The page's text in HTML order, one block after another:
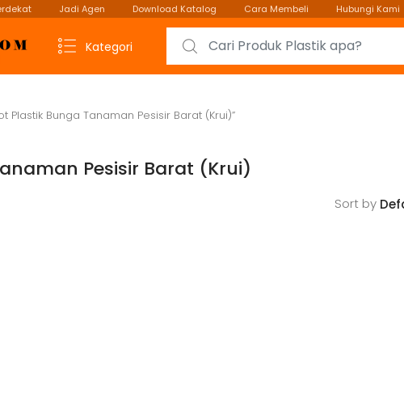
Jadi Agen Download Katalog Cara Membeli Hubungi Kami
Kategori
Search for:
Plastik Bunga Tanaman Pesisir Barat (Krui)”
Pesisir Barat (Krui)
Sort by